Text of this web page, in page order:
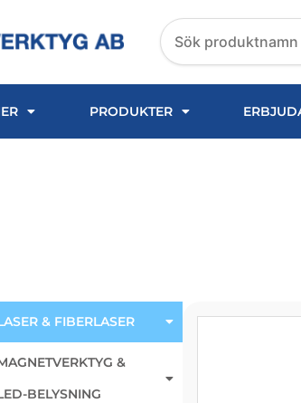
Search
products
PRODUKTER
& FIBERLASER
&
BELYSNING